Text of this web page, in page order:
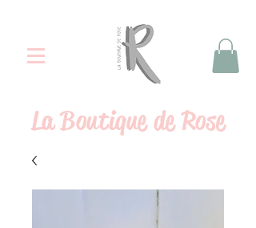
LaBoutique de Rose